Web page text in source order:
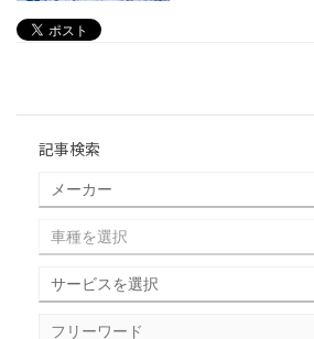
記事検索